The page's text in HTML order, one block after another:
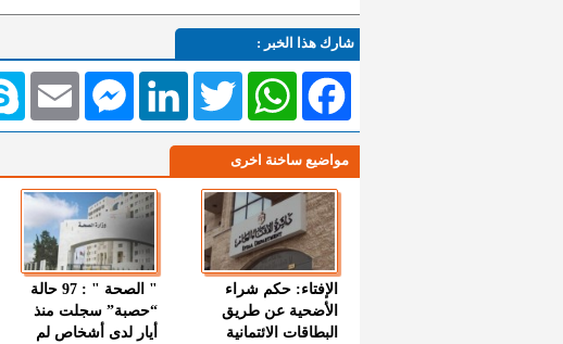
شارك هذا الخبر :
EmailMessengerLinkedIn TwitterWhatsAppFacebook
مواضيع ساخنة اخرى
الإفتاء: حكم شراء
الأضحية عن طريق
البطاقات الائتمانية
" الصحة " : 97 حالة
“حصبة” سجلت منذ
أيار لدى أشخاص لم